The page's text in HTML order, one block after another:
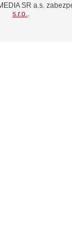
SR a.s.
s.r.o.